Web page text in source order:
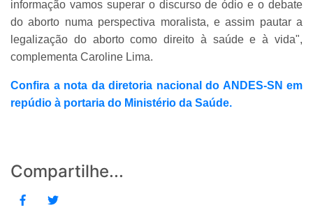
informação vamos superar o discurso de ódio e o debate
do aborto numa perspectiva moralista, e assim pautar a
legalização do aborto como direito à saúde e à vida",
complementa Caroline Lima.
Confira a nota da diretoria nacional do ANDES-SN em
repúdio à portaria do Ministério da Saúde.
Compartilhe...